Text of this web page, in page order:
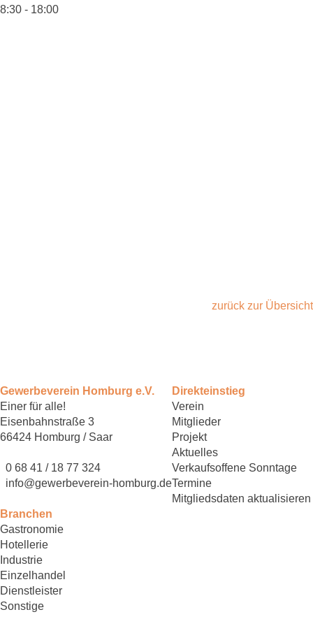
8:30 - 18:00
zurück zur Übersicht
Gewerbeverein Homburg e.V.
Einer für alle!
Eisenbahnstraße 3
66424 Homburg / Saar
0 68 41 / 18 77 324
info@gewerbeverein-homburg.de
Direkteinstieg
Verein
Mitglieder
Projekt
Aktuelles
Verkaufsoffene Sonntage
Termine
Mitgliedsdaten aktualisieren
Branchen
Gastronomie
Hotellerie
Industrie
Einzelhandel
Dienstleister
Sonstige